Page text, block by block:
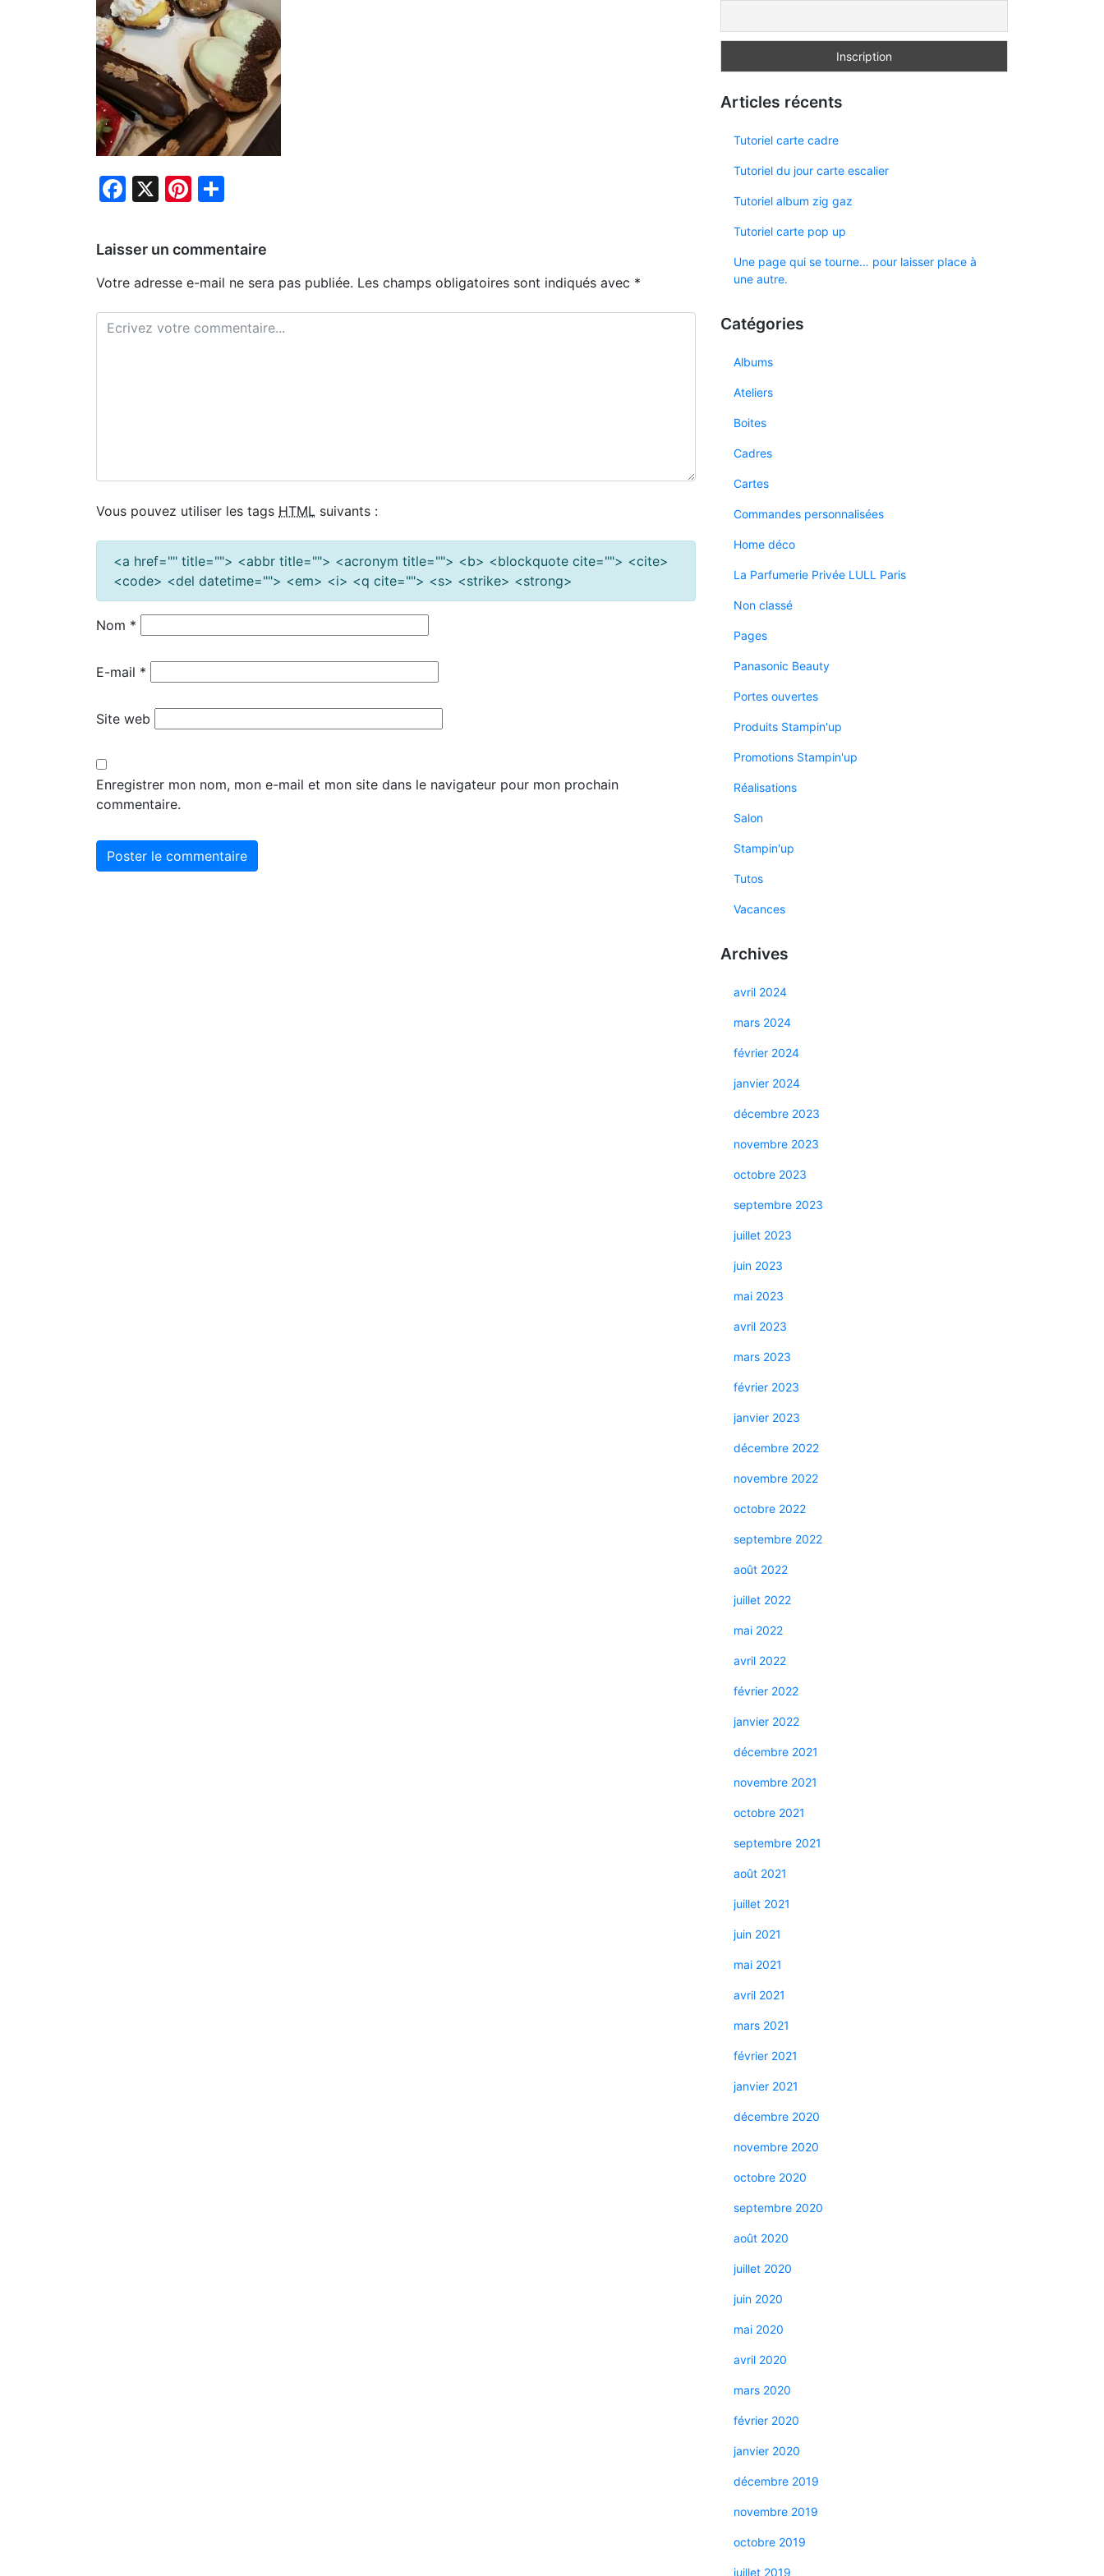
Facebook
X Pinterest
Laisser un commentaire
Votre adresse e-mail ne sera pas publiée. Les champs obligatoires sont indiqués avec *
Vous pouvez utiliser les tags HTML suivants :
<a href="" title=""> <abbr title=""> <acronym title=""> <b> <blockquote cite=""> <cite>
<code> <del datetime=""> <em> <i> <q cite=""> <s> <strike> <strong>
Nom *
E-mail *
Site web
Enregistrer mon nom, mon e-mail et mon site dans le navigateur pour mon prochain
commentaire.
Articles récents
Tutoriel carte cadre
Tutoriel du jour carte escalier
Tutoriel album zig gaz
Tutoriel carte pop up
Une page qui se tourne… pour laisser place à
une autre.
Catégories
Albums
Ateliers
Boites
Cadres
Cartes
Commandes personnalisées
Home déco
La Parfumerie Privée LULL Paris
Non classé
Pages
Panasonic Beauty
Portes ouvertes
Produits Stampin'up
Promotions Stampin'up
Réalisations
Salon
Stampin'up
Tutos
Vacances
Archives
avril 2024
mars 2024
février 2024
janvier 2024
décembre 2023
novembre 2023
octobre 2023
septembre 2023
juillet 2023
juin 2023
mai 2023
avril 2023
mars 2023
février 2023
janvier 2023
décembre 2022
novembre 2022
octobre 2022
septembre 2022
août 2022
juillet 2022
mai 2022
avril 2022
février 2022
janvier 2022
décembre 2021
novembre 2021
octobre 2021
septembre 2021
août 2021
juillet 2021
juin 2021
mai 2021
avril 2021
mars 2021
février 2021
janvier 2021
décembre 2020
novembre 2020
octobre 2020
septembre 2020
août 2020
juillet 2020
juin 2020
mai 2020
avril 2020
mars 2020
février 2020
janvier 2020
décembre 2019
novembre 2019
octobre 2019
juillet 2019